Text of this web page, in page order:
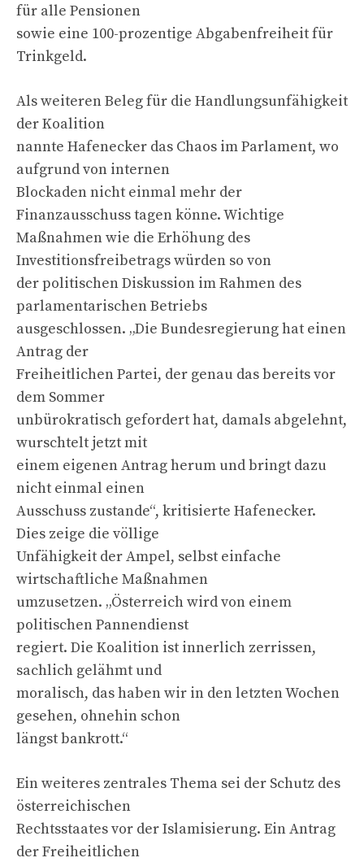
für alle Pensionen
sowie eine 100-prozentige Abgabenfreiheit für
Trinkgeld.
Als weiteren Beleg für die Handlungsunfähigkeit
der Koalition
nannte Hafenecker das Chaos im Parlament, wo
aufgrund von internen
Blockaden nicht einmal mehr der
Finanzausschuss tagen könne. Wichtige
Maßnahmen wie die Erhöhung des
Investitionsfreibetrags würden so von
der politischen Diskussion im Rahmen des
parlamentarischen Betriebs
ausgeschlossen. „Die Bundesregierung hat einen
Antrag der
Freiheitlichen Partei, der genau das bereits vor
dem Sommer
unbürokratisch gefordert hat, damals abgelehnt,
wurschtelt jetzt mit
einem eigenen Antrag herum und bringt dazu
nicht einmal einen
Ausschuss zustande“, kritisierte Hafenecker.
Dies zeige die völlige
Unfähigkeit der Ampel, selbst einfache
wirtschaftliche Maßnahmen
umzusetzen. „Österreich wird von einem
politischen Pannendienst
regiert. Die Koalition ist innerlich zerrissen,
sachlich gelähmt und
moralisch, das haben wir in den letzten Wochen
gesehen, ohnehin schon
längst bankrott.“
Ein weiteres zentrales Thema sei der Schutz des
österreichischen
Rechtsstaates vor der Islamisierung. Ein Antrag
der Freiheitlichen